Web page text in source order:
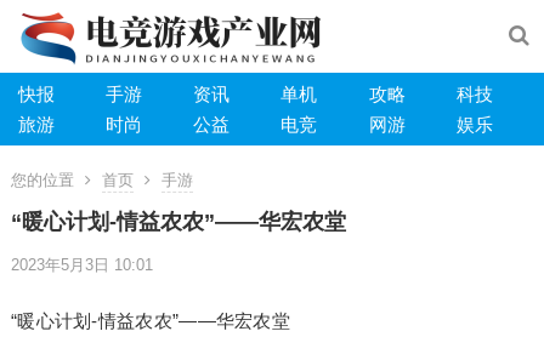
快报 手游 资讯 单机 攻略
科技
旅游
时尚 公益 电竞 网游 娱乐
您的位置 首页 手游
“暖心计划-情益农农”——华宏农堂
2023年5月3日 10:01
“暖心计划-情益农农”——华宏农堂